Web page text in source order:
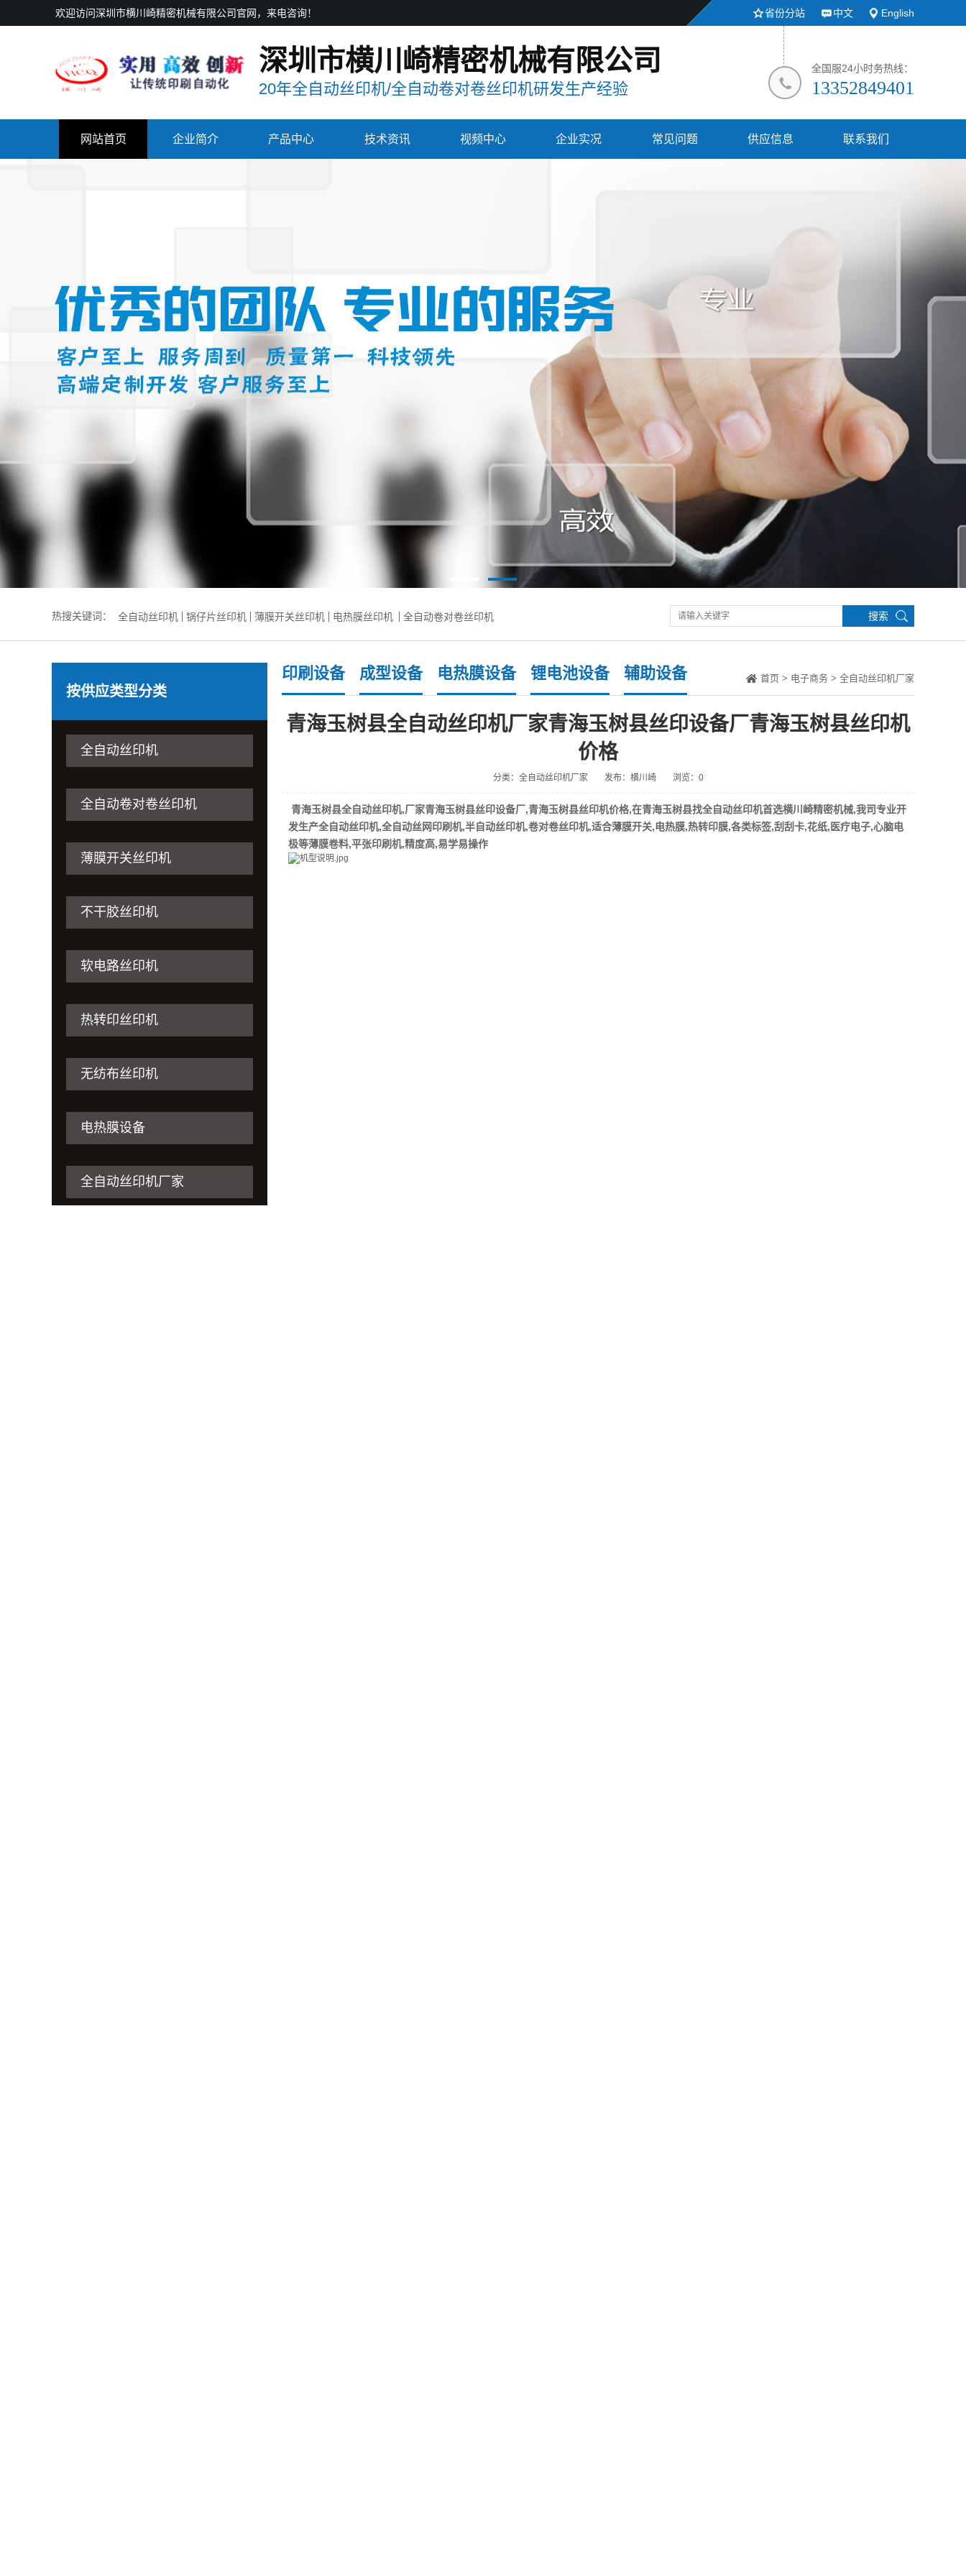
欢迎访问深圳市横川崎精密机械有限公司官网，来电咨询！ 省份分站 中文 English
深圳市横川崎精密机械有限公司
20年全自动丝印机/全自动卷对卷丝印机研发生产经验
全国服24小时务热线：
13352849401
网站首页 企业简介 产品中心 技术资讯 视频中心 企业实况 常见问题 供应信息 联系我们
热搜关键词： 全自动丝印机 锅仔片丝印机 薄膜开关丝印机 电热膜丝印机 全自动卷对卷丝印机
按供应类型分类
全自动丝印机
全自动卷对卷丝印机
薄膜开关丝印机
不干胶丝印机
软电路丝印机
热转印丝印机
无纺布丝印机
电热膜设备
全自动丝印机厂家
印刷设备 成型设备 电热膜设备 锂电池设备 辅助设备 首页 > 电子商务 > 全自动丝印机厂家
青海玉树县全自动丝印机厂家青海玉树县丝印设备厂青海玉树县丝印机
价格
分类：全自动丝印机厂家 发布：横川崎 浏览：0
青海玉树县全自动丝印机,厂家青海玉树县丝印设备厂,青海玉树县丝印机价格,在青海玉树县找全自动丝印机首选横川崎精密机械,我司专业开
发生产全自动丝印机,全自动丝网印刷机,半自动丝印机,卷对卷丝印机,适合薄膜开关,电热膜,热转印膜,各类标签,刮刮卡,花纸,医疗电子,心脑电
极等薄膜卷料,平张印刷机,精度高,易学易操作